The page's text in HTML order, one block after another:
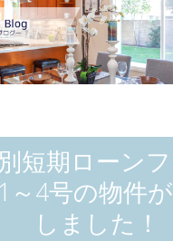
短期ローン
～4号の物件
しました！